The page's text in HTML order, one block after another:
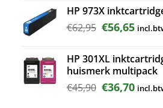
€22,95.
HP 973X
€62,95
€62,95.
€56,65
HP 301XL
huismerk multipack
€45,90 €36,70